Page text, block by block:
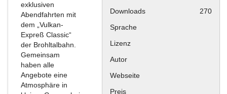
exklusiven
Abendfahrten mit
dem „Vulkan-
Expreß Classic“
der Brohltalbahn.
Gemeinsam
haben alle
Angebote eine
Atmosphäre in
Downloads
270
Sprache
Lizenz
Autor
Webseite
Preis